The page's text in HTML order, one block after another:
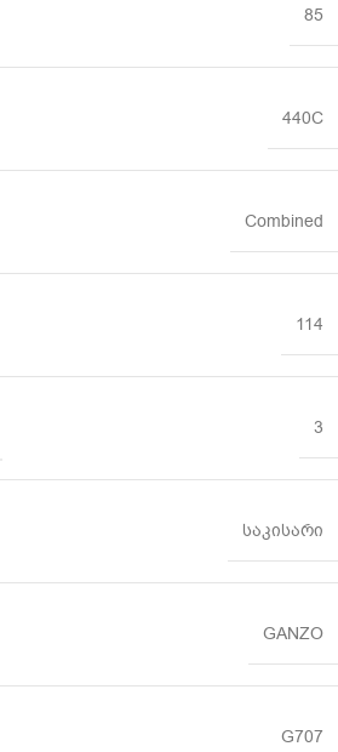
85
440C
Combined
114
3
საკისარი
GANZO
G707